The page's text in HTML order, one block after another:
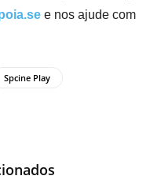
e nos ajude com
Spcine Play